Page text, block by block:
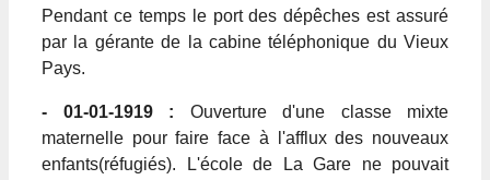
Pendant ce temps le port des dépêches est assuré
par la gérante de la cabine téléphonique du Vieux
Pays.
- 01-01-1919 : Ouverture d'une classe mixte
maternelle pour faire face à l'afflux des nouveaux
enfants(réfugiés). L'école de La Gare ne pouvait